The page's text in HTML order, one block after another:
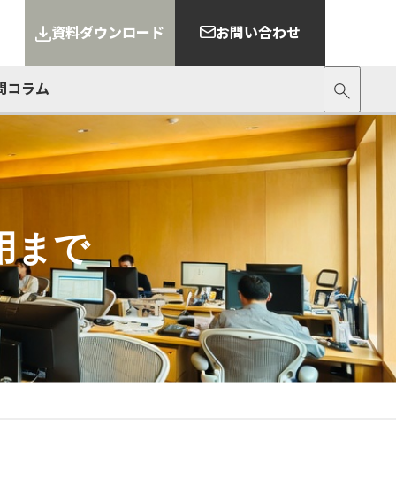
資料ダウンロード お問い合わせ
コラム
まで